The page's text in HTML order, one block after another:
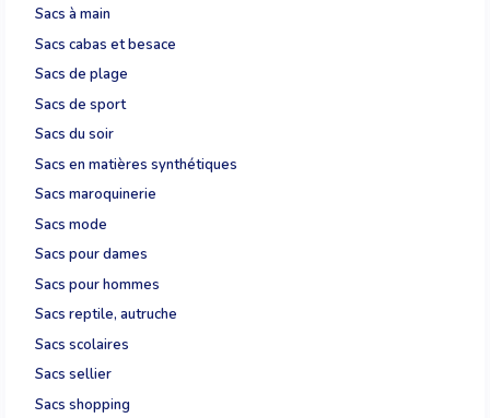
Sacs à main
Sacs cabas et besace
Sacs de plage
Sacs de sport
Sacs du soir
Sacs en matières synthétiques
Sacs maroquinerie
Sacs mode
Sacs pour dames
Sacs pour hommes
Sacs reptile, autruche
Sacs scolaires
Sacs sellier
Sacs shopping